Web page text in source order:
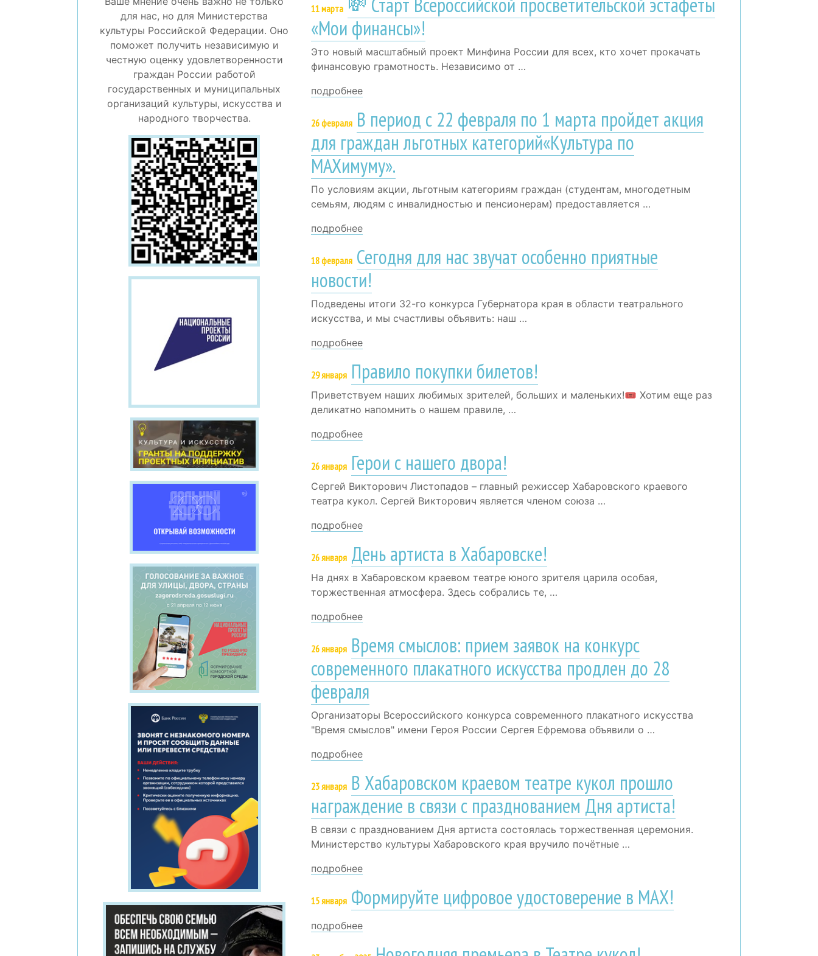
для нас, но для Министерства
культуры Российской Федерации. Оно
поможет получить независимую и
честную оценку удовлетворенности
граждан России работой
государственных и муниципальных
организаций культуры, искусства и
народного творчества.
11 марта
«Мои финансы»!
Это новый масштабный проект Минфина России для всех, кто хочет прокачать
финансовую грамотность. Независимо от …
подробнее
26 февраля В период с 22 февраля по 1 марта пройдет акция
для граждан льготных категорий«Культура по
MAXимуму».
По условиям акции, льготным категориям граждан (студентам, многодетным
семьям, людям с инвалидностью и пенсионерам) предоставляется …
подробнее
18 февраля Сегодня для нас звучат особенно приятные
новости!
Подведены итоги 32-го конкурса Губернатора края в области театрального
искусства, и мы счастливы объявить: наш …
подробнее
29 января Правило покупки билетов!
Приветствуем наших любимых зрителей, больших и маленьких!🎟 Хотим еще раз
деликатно напомнить о нашем правиле, …
подробнее
26 января Герои с нашего двора!
Сергей Викторович Листопадов – главный режиссер Хабаровского краевого
театра кукол. Сергей Викторович является членом союза …
подробнее
26 января День артиста в Хабаровске!
На днях в Хабаровском краевом театре юного зрителя царила особая,
торжественная атмосфера. Здесь собрались те, …
подробнее
26 января Время смыслов: прием заявок на конкурс
современного плакатного искусства продлен до 28
февраля
Организаторы Всероссийского конкурса современного плакатного искусства
"Время смыслов" имени Героя России Сергея Ефремова объявили о …
подробнее
23 января В Хабаровском краевом театре кукол прошло
награждение в связи с празднованием Дня артиста!
В связи с празднованием Дня артиста состоялась торжественная церемония.
Министерство культуры Хабаровского края вручило почётные …
подробнее
15 января Формируйте цифровое удостоверение в МАХ!
подробнее